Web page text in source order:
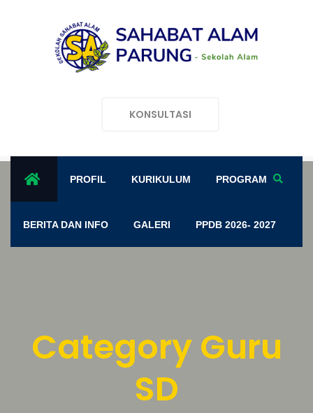
KONSULTASI
PROFIL KURIKULUM PROGRAM
BERITA DAN INFO GALERI PPDB 2026- 2027
Category Guru
SD